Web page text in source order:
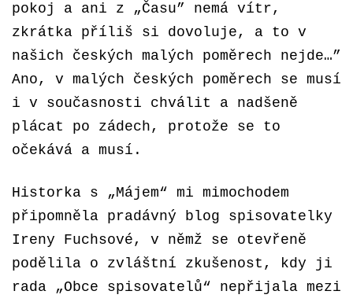
pokoj a ani z „Času” nemá vítr,
zkrátka příliš si dovoluje, a to v
našich českých malých poměrech nejde…”
Ano, v malých českých poměrech se musí
i v současnosti chválit a nadšeně
plácat po zádech, protože se to
očekává a musí.
Historka s „Májem“ mi mimochodem
připomněla pradávný blog spisovatelky
Ireny Fuchsové, v němž se otevřeně
podělila o zvláštní zkušenost, kdy ji
rada „Obce spisovatelů“ nepřijala mezi